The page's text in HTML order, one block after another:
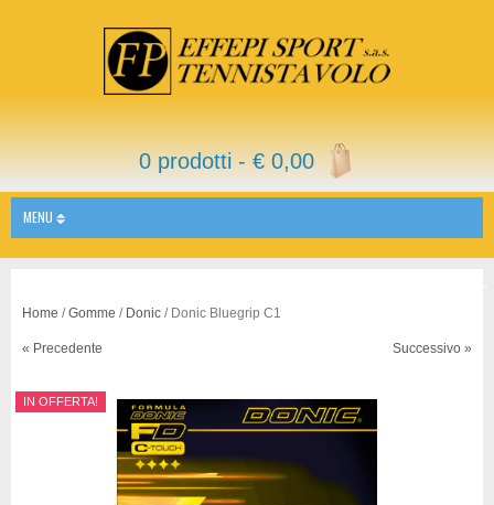
0 prodotti -€0,00
MENU
Home /Gomme / Donic / Donic Bluegrip C1
« Precedente Successivo »
IN OFFERTA!